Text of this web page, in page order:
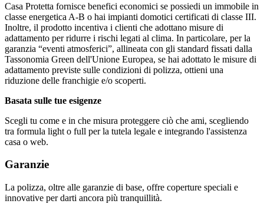
Casa Protetta fornisce benefici economici se possiedi un immobile in
classe energetica A-B o hai impianti domotici certificati di classe III.
Inoltre, il prodotto incentiva i clienti che adottano misure di
adattamento per ridurre i rischi legati al clima. In particolare, per la
garanzia “eventi atmosferici”, allineata con gli standard fissati dalla
Tassonomia Green dell'Unione Europea, se hai adottato le misure di
adattamento previste sulle condizioni di polizza, ottieni una
riduzione delle franchigie e/o scoperti.
Basata sulle tue esigenze
Scegli tu come e in che misura proteggere ciò che ami, scegliendo
tra formula light o full per la tutela legale e integrando l'assistenza
casa o web.
Garanzie
La polizza, oltre alle garanzie di base, offre coperture speciali e
innovative per darti ancora più tranquillità.